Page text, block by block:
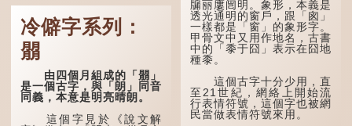
「又」和「双」比較
易理解，前者表示再次，後
者表示一對，兩個「又」便
是「双」。
「叒」（音：若）原是
古代神話中的樹木名
稱。 《說文解字·叒部》：
「叒，日初出東方湯谷所登
榑桑，叒木也。」
冷僻字系列：
朤
由四個月組成的「朤」
是一個古字，與「朗」同音
同義，本意是明亮晴朗。
這個字見於《說文解
牖丽廔闿明。象形，本義是
透光通明的窗戶，跟「囪」
一樣都是「窗」的象形字。
甲骨文中又用作地名，古書
中的「黍于囧」表示在囧地
種黍。
這個古字十分少用，直
至21世紀，網絡上開始流
行表情符號，這個字也被網
民當做表情符號來用。